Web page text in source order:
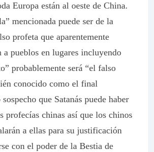
Europa están al oeste de China.
mencionada puede ser de la
profeta que aparentemente
a pueblos en lugares incluyendo
probablemente será “el falso
conocido como el final
que Satanás puede haber
profecías chinas así que los chinos
a ellas para su justificación
con el poder de la Bestia de